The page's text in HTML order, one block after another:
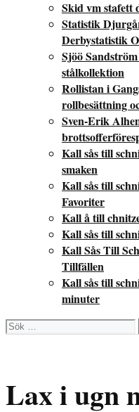
Skid vm stafett
Statistik
Derbystatistik
Sjöö
stålkollektion
Rollistan i
rollbesättning
Sven-Erik
Kall sås till
smaken
Kall sås till
Favoriter
Kall å till
Kall sås till
Kall Sås Till
Tillfällen
Kall sås till
minuter
Sök
efter:
Lax i ugn